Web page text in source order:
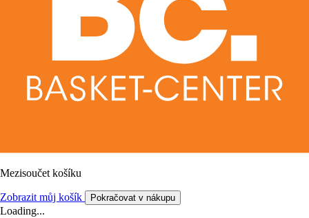
Mezisoučet košíku
Zobrazit můj košík Pokračovat v nákupu
Loading...